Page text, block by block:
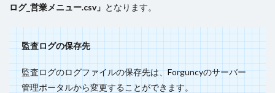
ログ_営業メニュー.csv」 となります。
監査ログの保存先
監査ログのログファイルの保存先は、Forguncyのサーバー
管理ポータルから変更することができます。